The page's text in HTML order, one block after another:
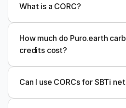
What is a CORC?
How much do Puro.earth
credits cost?
Can I use CORCs for SBTi